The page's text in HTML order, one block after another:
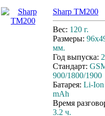
Sharp TM200
Вес: 120 г.
Размеры:
мм.
Год выпуска:
Стандарт:
900/1800/1900
Батарея: Li-Ion
mAh
Время
3.2 ч.